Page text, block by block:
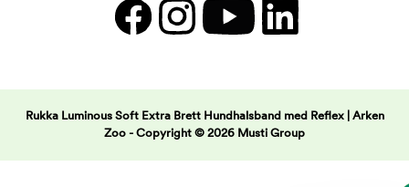
Rukka Luminous Soft Extra Brett Hundhalsband med Reflex | Arken
Zoo - Copyright © 2026 Musti Group